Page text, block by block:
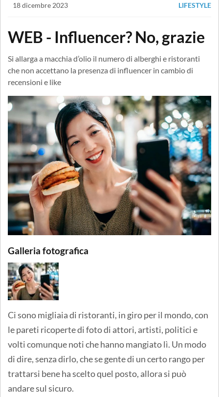
18 dicembre 2023 LIFESTYLE
WEB - Influencer? No, grazie
Si allarga a macchia d’olio il numero di alberghi e ristoranti
che non accettano la presenza di influencer in cambio di
recensioni e like
Galleria fotografica
Ci sono migliaia di ristoranti, in giro per il mondo, con
le pareti ricoperte di foto di attori, artisti, politici e
volti comunque noti che hanno mangiato lì. Un modo
di dire, senza dirlo, che se gente di un certo rango per
trattarsi bene ha scelto quel posto, allora si può
andare sul sicuro.